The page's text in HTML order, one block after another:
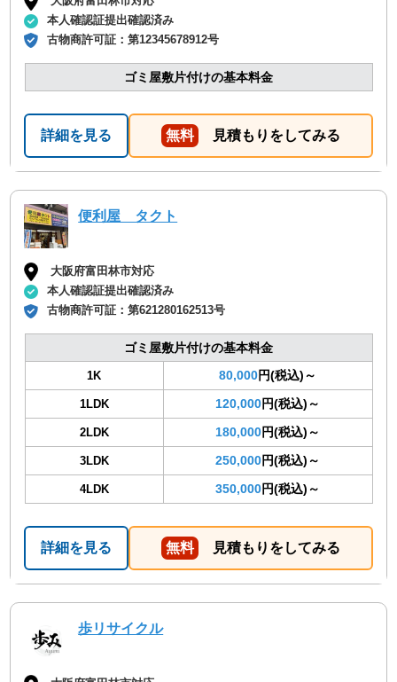
本人確認証提出確認済み
古物商許可証：第12345678912号
ゴミ屋敷片付けの基本料金
詳細を見る 無料 見積もりをしてみる
便利屋 タクト
大阪府富田林市対応
本人確認証提出確認済み
古物商許可証：第621280162513号
ゴミ屋敷片付けの基本料金
1K 80,000円(税込)～
1LDK 120,000円(税込)～
2LDK 180,000円(税込)～
3LDK 250,000円(税込)～
4LDK 350,000円(税込)～
詳細を見る 無料 見積もりをしてみる
歩リサイクル